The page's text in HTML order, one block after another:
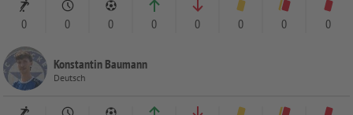
0 0 0 0 0 0 0 0
Konstantin Baumann
Deutsch